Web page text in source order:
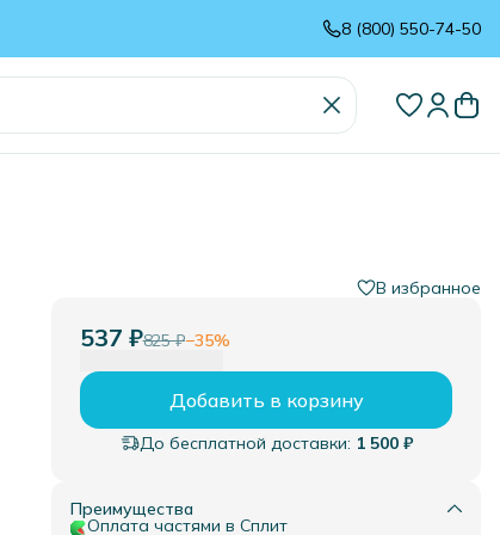
8 (800) 550-74-50
В избранное
537 ₽825 ₽−35%
Добавить в корзину
До бесплатной доставки: 1 500 ₽
Преимущества
Оплата частями в Сплит